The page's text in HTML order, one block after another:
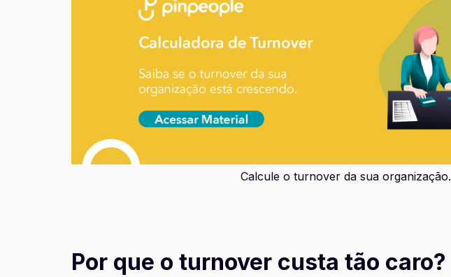
Calcule o turnover da sua organização.
Por que o turnover custa tão caro?